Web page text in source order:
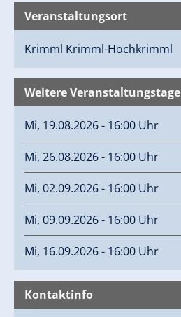
Veranstaltungsort
Krimml Krimml-Hochkrimml
Weitere Veranstaltungstage
Mi, 19.08.2026 - 16:00 Uhr
Mi, 26.08.2026 - 16:00 Uhr
Mi, 02.09.2026 - 16:00 Uhr
Mi, 09.09.2026 - 16:00 Uhr
Mi, 16.09.2026 - 16:00 Uhr
Kontaktinfo